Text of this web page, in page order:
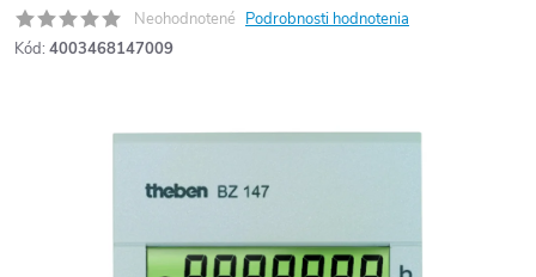
Neohodnotené Podrobnosti hodnotenia
Kód: 4003468147009